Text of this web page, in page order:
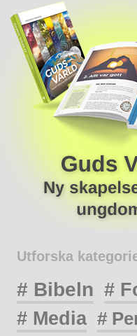
Utforska
# Bibeln #
# Media #